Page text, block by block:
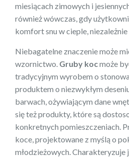
miesiącach zimowych i
również wówczas, gdy
komfort snu w cieple,
Niebagatelne znaczenie może
wzornictwo. Gruby kocmoże
tradycyjnym wyrobem o
produktem o niezwykłym
barwach, ożywiającym dane
się też produkty, które są
konkretnych pomieszczeniach.
koce, projektowane z myślą o
młodzieżowych. Charakteryzuje